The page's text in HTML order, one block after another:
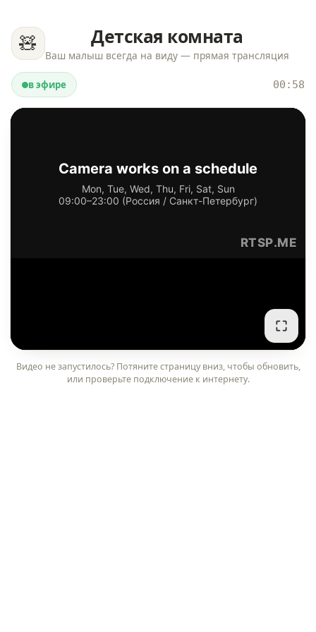
🧸 Детская комната
Ваш малыш всегда на виду — прямая трансляция
в эфире 00:58
Видео не запустилось? Потяните страницу вниз, чтобы обновить,
или проверьте подключение к интернету.